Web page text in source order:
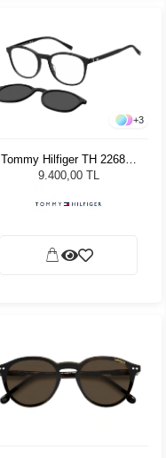
+3
Tommy Hilfiger TH 2268/C
00351 Unisex Güneş
9.400,00 TL